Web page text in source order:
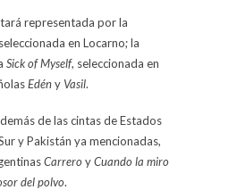
representada por la
en Locarno; la
Sick of Myself, seleccionada en
Edény Vasil.
de las cintas de Estados
y Pakistán ya mencionadas,
Carrero yCuando la miro
del polvo.